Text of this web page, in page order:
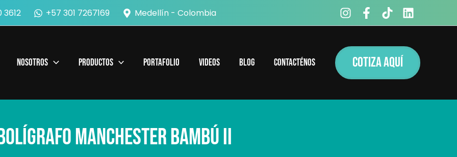
+57 301 7267169 Medellín - Colombia
Nosotros Productos Portafolio Videos Blog Contacténos COTIZA AQUÍ
Manchester Bambú II